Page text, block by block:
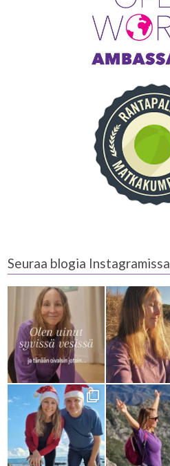
Seuraa blogia Instagramissa